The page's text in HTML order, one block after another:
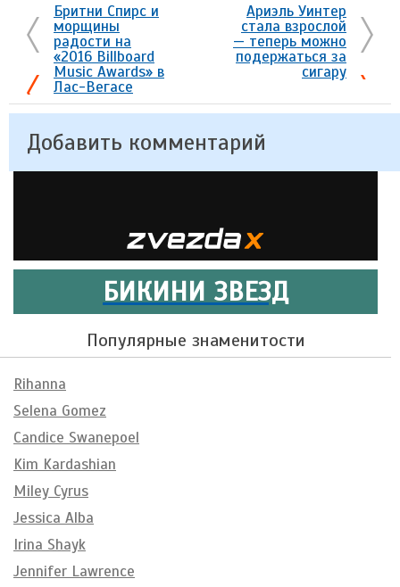
Бритни Спирс и
морщины
радости на
«2016 Billboard
Music Awards» в
Лас-Вегасе
Ариэль Уинтер
стала взрослой
— теперь можно
подержаться за
сигару
Добавить комментарий
БИКИНИ ЗВЕЗД
Популярные знаменитости
Rihanna
Selena Gomez
Candice Swanepoel
Kim Kardashian
Miley Cyrus
Jessica Alba
Irina Shayk
Jennifer Lawrence